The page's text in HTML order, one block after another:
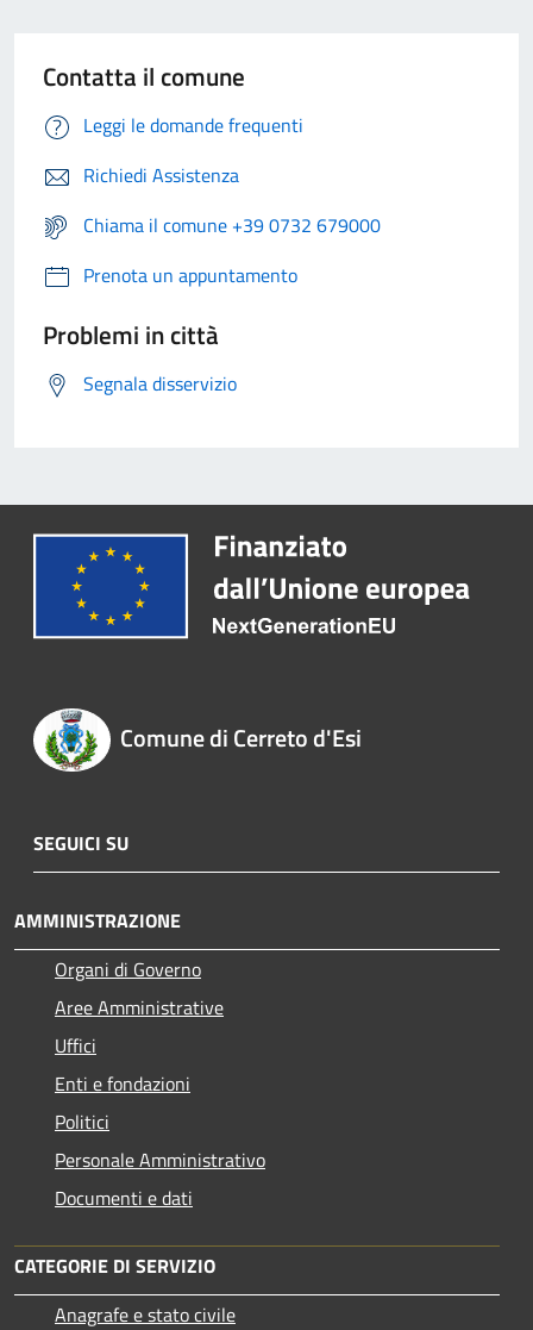
Contatta il comune
Leggi le domande frequenti
Richiedi Assistenza
Chiama il comune +39 0732 679000
Prenota un appuntamento
Problemi in città
Segnala disservizio
Comune di Cerreto d'Esi
SEGUICI SU
AMMINISTRAZIONE
Organi di Governo
Aree Amministrative
Uffici
Enti e fondazioni
Politici
Personale Amministrativo
Documenti e dati
CATEGORIE DI SERVIZIO
Anagrafe e stato civile